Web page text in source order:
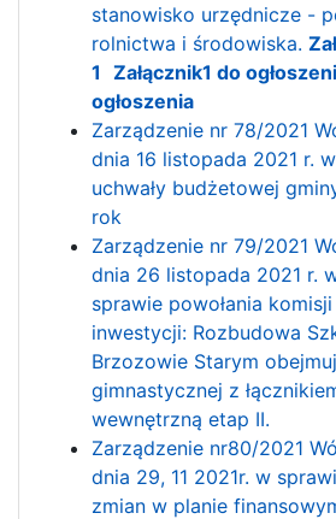
stanowisko urzędnicze -
rolnictwa i środowiska.
1 Załącznik1 do
ogłoszenia
Zarządzenie nr 78/2021
dnia 16 listopada 2021 r.
uchwały budżetowej
rok
Zarządzenie nr 79/2021
dnia 26 listopada 2021 r.
sprawie powołania
inwestycji: Rozbudowa
Brzozowie Starym
gimnastycznej z
wewnętrzną etap II.
Zarządzenie nr80/2021
dnia 29, 11 2021r. w
zmian w planie